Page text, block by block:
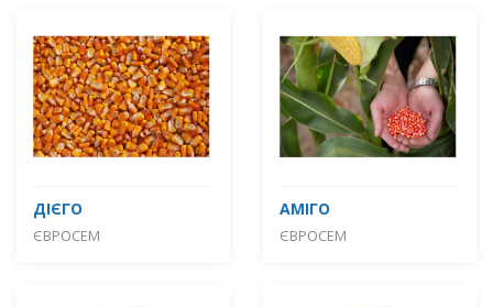
ДІЄГО
ЄВРОСЕМ
АМІГО
ЄВРОСЕМ